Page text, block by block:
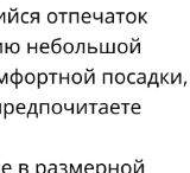
с вами в